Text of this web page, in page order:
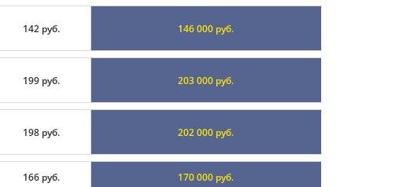
142 руб. 146 000 руб.
199 руб. 203 000 руб.
198 руб. 202 000 руб.
166 руб. 170 000 руб.